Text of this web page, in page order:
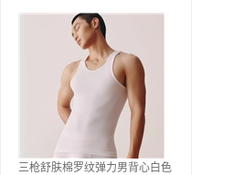
三枪舒肤棉罗纹弹力男背心白色